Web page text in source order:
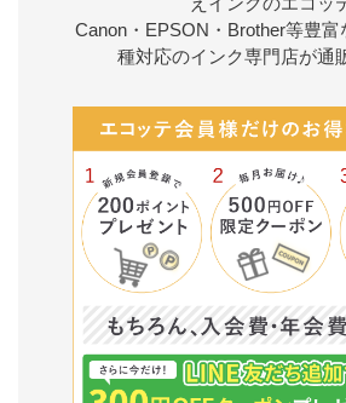
Canon・EPSON・Brother等豊
種対応のインク専門店が通